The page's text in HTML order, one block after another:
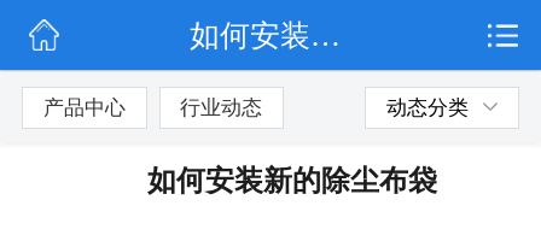
公司简介
如何安装新的除尘布袋
产品中心 行业动态 动态分类
如何安装新的除尘布袋